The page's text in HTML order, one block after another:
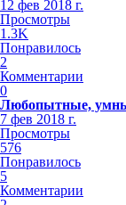
12 фев 2018 г.
Просмотры
1.3K
Понравилось
2
Комментарии
0
Любопытные,
7 фев 2018 г.
Просмотры
576
Понравилось
5
Комментарии